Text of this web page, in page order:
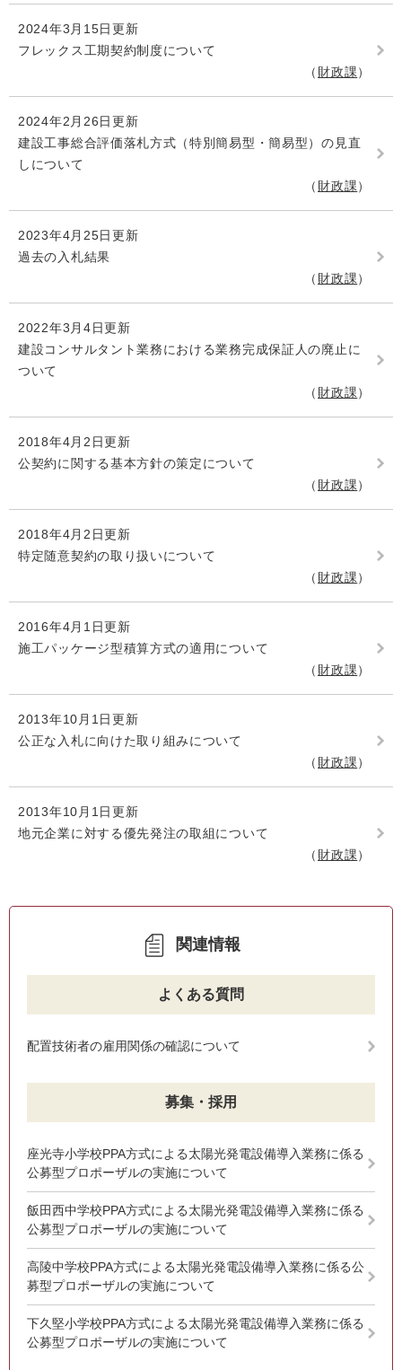
2024年3月15日更新
フレックス工期契約制度について
財政課
2024年2月26日更新
建設工事総合評価落札方式（特別簡易型・簡易型）の見直
しについて
財政課
2023年4月25日更新
過去の入札結果
財政課
2022年3月4日更新
建設コンサルタント業務における業務完成保証人の廃止に
ついて
財政課
2018年4月2日更新
公契約に関する基本方針の策定について
財政課
2018年4月2日更新
特定随意契約の取り扱いについて
財政課
2016年4月1日更新
施工パッケージ型積算方式の適用について
財政課
2013年10月1日更新
公正な入札に向けた取り組みについて
財政課
2013年10月1日更新
地元企業に対する優先発注の取組について
財政課
関連情報
よくある質問
配置技術者の雇用関係の確認について
募集・採用
座光寺小学校PPA方式による太陽光発電設備導入業務に係る
公募型プロポーザルの実施について
飯田西中学校PPA方式による太陽光発電設備導入業務に係る
公募型プロポーザルの実施について
高陵中学校PPA方式による太陽光発電設備導入業務に係る公
募型プロポーザルの実施について
下久堅小学校PPA方式による太陽光発電設備導入業務に係る
公募型プロポーザルの実施について